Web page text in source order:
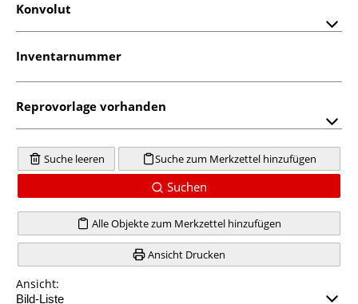
Konvolut
Inventarnummer
Reprovorlage vorhanden
Suche leeren Suche zum Merkzettel hinzufügen
Suchen
Alle Objekte zum Merkzettel hinzufügen
Ansicht Drucken
Ansicht: